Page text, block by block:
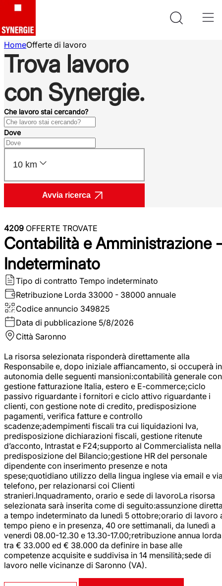
HomeOfferte di lavoro
Trova lavoro
con Synergie.
Che lavoro stai cercando?
Dove
10 km
Avvia ricerca
4209 OFFERTE TROVATE
Contabilità e Amministrazione -
Indeterminato
Tipo di contratto Tempo indeterminato
Retribuzione Lorda 33000 - 38000 annuale
Codice annuncio 349825
Data di pubblicazione 5/8/2026
Città Saronno
La risorsa selezionata risponderà direttamente alla
Responsabile e, dopo iniziale affiancamento, si occuperà in
autonomia delle seguenti mansioni:contabilità generale con
gestione fatturazione Italia, estero e E-commerce;ciclo
passivo riguardante i fornitori e ciclo attivo riguardante i
clienti, con gestione note di credito, predisposizione
pagamenti, verifica fatture e controllo
scadenze;adempimenti fiscali tra cui liquidazioni Iva,
predisposizione dichiarazioni fiscali, gestione ritenute
d’acconto, Intrastat e F24;supporto al Commercialista nella
predisposizione del Bilancio;gestione HR del personale
dipendente con inserimento presenze e nota
spese;quotidiano utilizzo della lingua inglese via email e
telefono, per relazionarsi coi Clienti
stranieri.Inquadramento, orario e sede di lavoroLa risorsa
selezionata sarà inserita come di seguito:assunzione
a tempo indeterminato da lunedì 5 ottobre;orario di lavoro
tempo pieno e in presenza, 40 ore settimanali, da lunedì a
venerdì 08.00-12.30 e 13.30-17.00;retribuzione annua lorda
tra € 33.000 ed € 38.000 da definire in base alle
competenze acquisite e suddivisa in 14 mensilità;sede di
lavoro nelle vicinanze di Saronno (VA).